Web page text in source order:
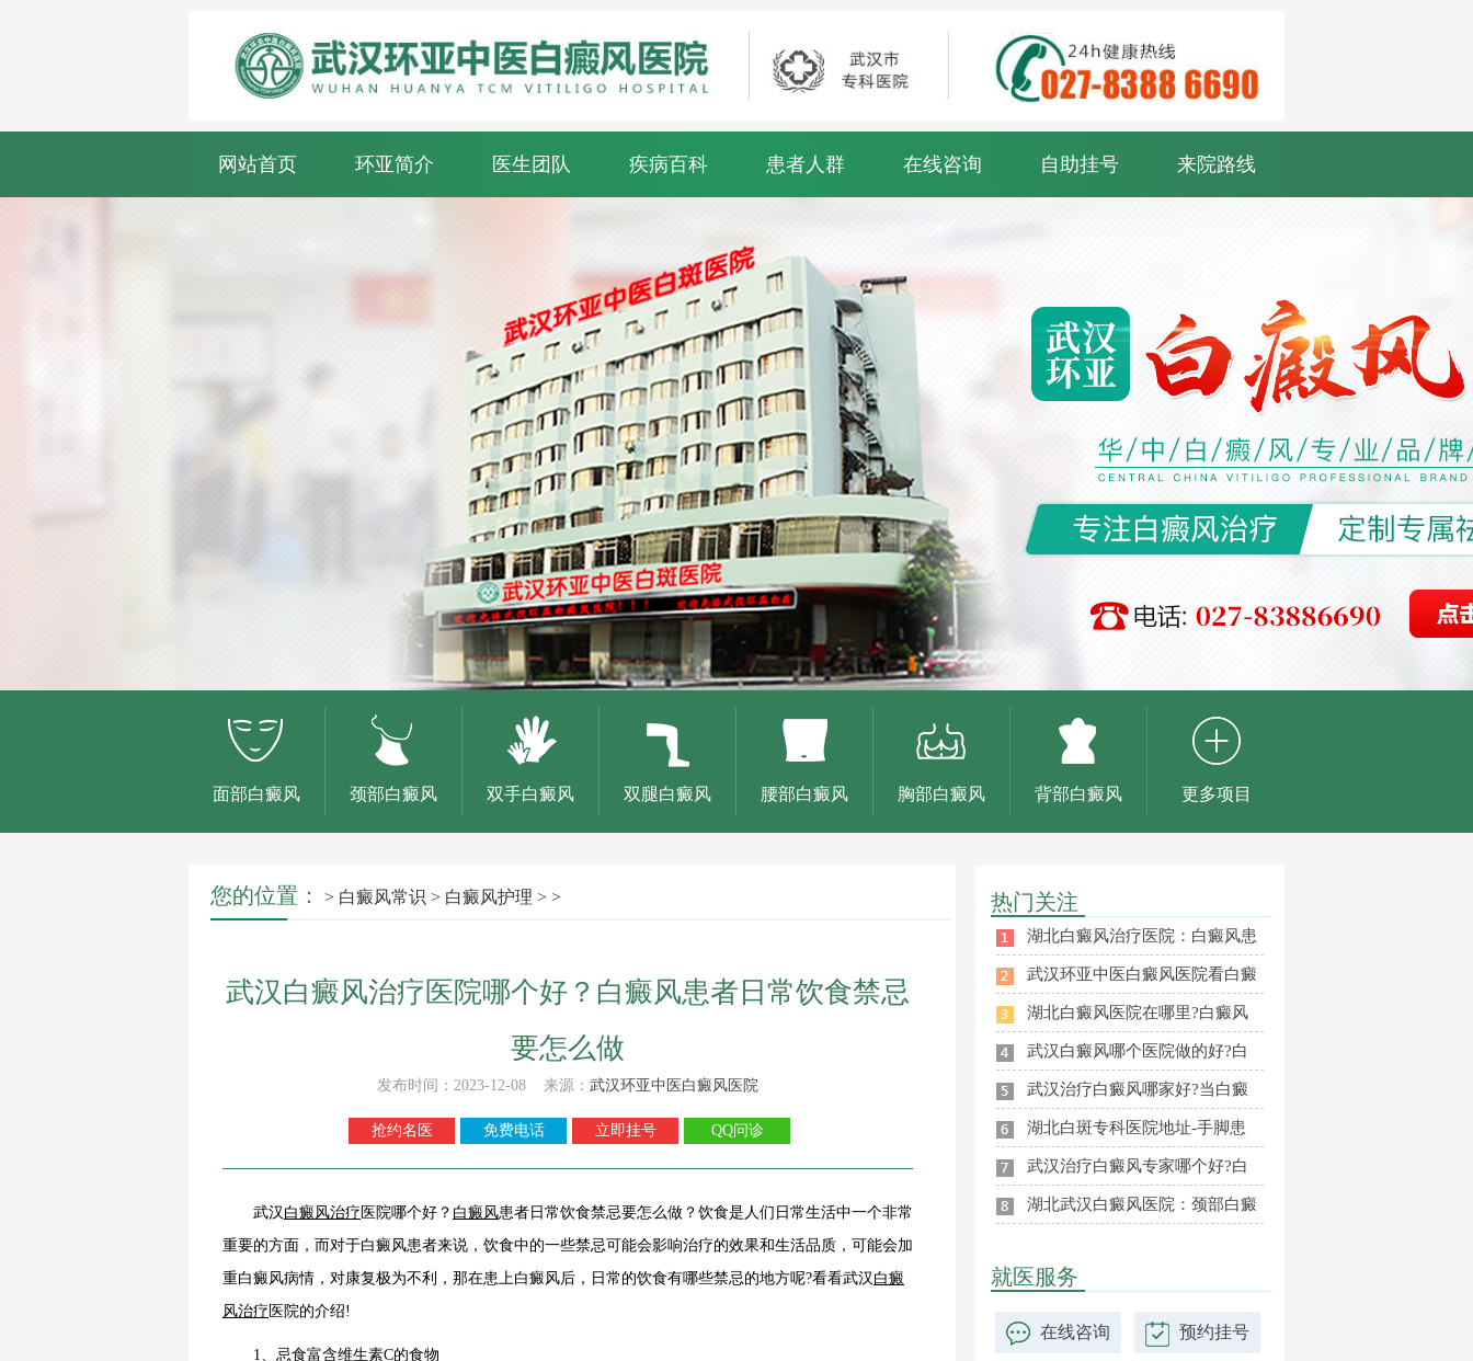
网站首页 环亚简介 医生团队 疾病百科 患者人群 在线咨询 自助挂号 来院路线
面部白癜风 颈部白癜风 双手白癜风 双腿白癜风 腰部白癜风 胸部白癜风 背部白癜风 更多项目
您的位置： > 白癜风常识 > 白癜风护理 > >
武汉白癜风治疗医院哪个好？白癜风患者日常饮食禁忌
要怎么做
发布时间：2023-12-08 来源： 武汉环亚中医白癜风医院
抢约名医 免费电话 立即挂号 QQ问诊
武汉 白癜风治疗 医院哪个好？ 白癜风患者日常饮食禁忌要怎么做？饮食是人们日常生活中一个非常
重要的方面，而对于白癜风患者来说，饮食中的一些禁忌可能会影响治疗的效果和生活品质，可能会加
重白癜风病情，对康复极为不利，那在患上白癜风后，日常的饮食有哪些禁忌的地方呢?看看武汉 白癜
风治疗 医院的介绍!
1、忌食富含维生素C的食物
热门关注
湖北白癜风治疗医院：白癜风患
武汉环亚中医白癜风医院看白癜
湖北白癜风医院在哪里?白癜风
武汉白癜风哪个医院做的好?白
武汉治疗白癜风哪家好?当白癜
湖北白斑专科医院地址-手脚患
武汉治疗白癜风专家哪个好?白
湖北武汉白癜风医院：颈部白癜
就医服务
在线咨询 预约挂号